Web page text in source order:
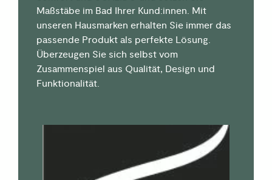
Maßstäbe im Bad Ihrer Kund:innen. Mit
unseren Hausmarken erhalten Sie immer das
passende Produkt als perfekte Lösung.
Überzeugen Sie sich selbst vom
Zusammenspiel aus Qualität, Design und
Funktionalität.